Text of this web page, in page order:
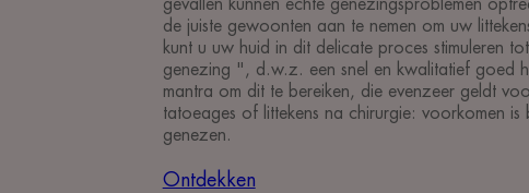
gevallen kunnen echte genezingsproblemen
de juiste gewoonten aan te nemen om uw
kunt u uw huid in dit delicate proces stimuleren
genezing ", d.w.z. een snel en kwalitatief goed
mantra om dit te bereiken, die evenzeer geldt
tatoeages of littekens na chirurgie: voorkomen is
genezen.
Ontdekken